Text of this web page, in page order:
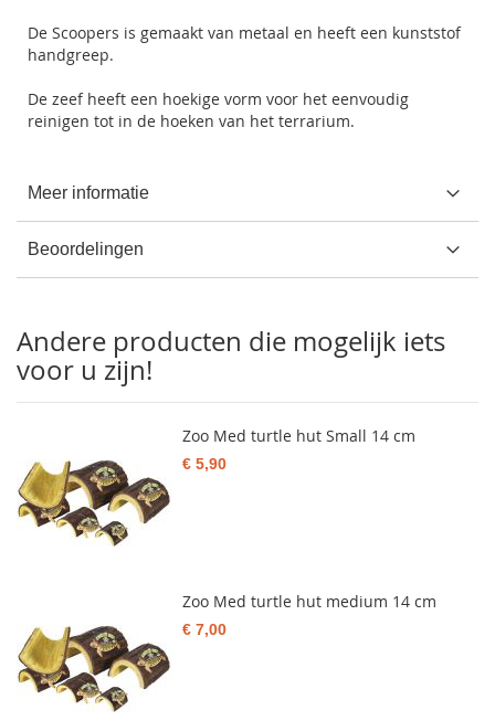
De Scoopers is gemaakt van metaal en heeft een kunststof
handgreep.
De zeef heeft een hoekige vorm voor het eenvoudig
reinigen tot in de hoeken van het terrarium.
Meer informatie
Beoordelingen
Andere producten die mogelijk iets
voor u zijn!
Zoo Med turtle hut Small 14 cm
€ 5,90
Zoo Med turtle hut medium 14 cm
€ 7,00